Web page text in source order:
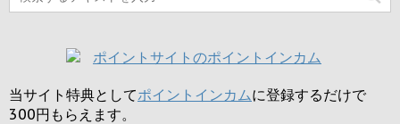
当サイト特典としてポイントインカムに登録するだけで
300円 もらえます。